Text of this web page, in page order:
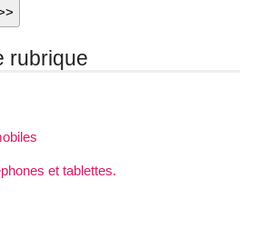
rubrique
et tablettes.